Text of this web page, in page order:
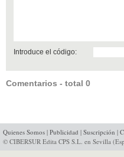
Introduce el código:
Comentarios - total 0
Quienes Somos | Publicidad | Suscripción |
© CIBERSUR Edita CPS S.L. en Sevilla